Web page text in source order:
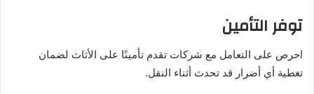
توفر التأمين
احرص على التعامل مع شركات تقدم تأمينًا على الأثاث لضمان
تغطية أي أضرار قد تحدث أثناء النقل.